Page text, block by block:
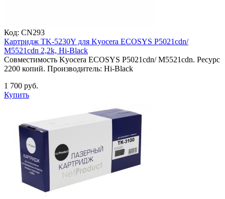
Код: CN293
Картридж TK-5230Y для Kyocera ECOSYS P5021cdn/
M5521cdn 2,2k, Hi-Black
Совместимость Kyocera ECOSYS P5021cdn/ M5521cdn. Ресурс
2200 копий. Производитель: Hi-Black
1 700 руб.
Купить